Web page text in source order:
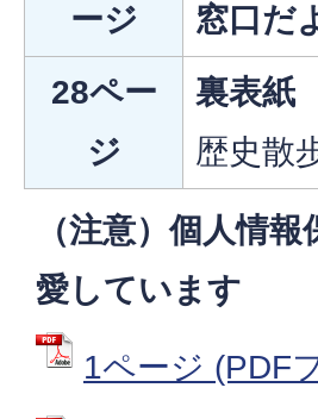
ージ
窓口だ
28ペー
ジ
裏表紙
歴史散
（注意）個人情
愛しています
1ページ (PDF